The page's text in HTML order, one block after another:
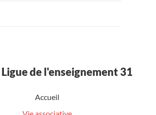
de l'enseignement 31
Accueil